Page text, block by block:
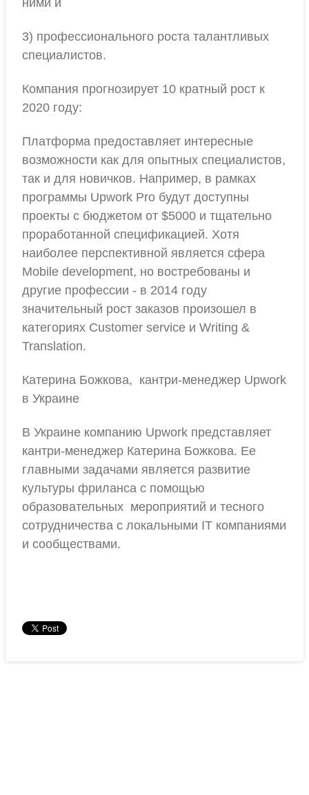
ними и
3) профессионального роста талантливых
специалистов.
Компания прогнозирует 10 кратный рост к
2020 году:
Платформа предоставляет интересные
возможности как для опытных специалистов,
так и для новичков. Например, в рамках
программы Upwork Pro будут доступны
проекты с бюджетом от $5000 и тщательно
проработанной спецификацией. Хотя
наиболее перспективной является сфера
Mobile development, но востребованы и
другие профессии - в 2014 году
значительный рост заказов произошел в
категориях Customer service и Writing &
Translation.
Катерина Божкова, кантри-менеджер Upwork
в Украине
В Украине компанию Upwork представляет
кантри-менеджер Катерина Божкова. Ее
главными задачами является развитие
культуры фриланса с помощью
образовательных мероприятий и тесного
сотрудничества с локальными IT компаниями
и сообществами.